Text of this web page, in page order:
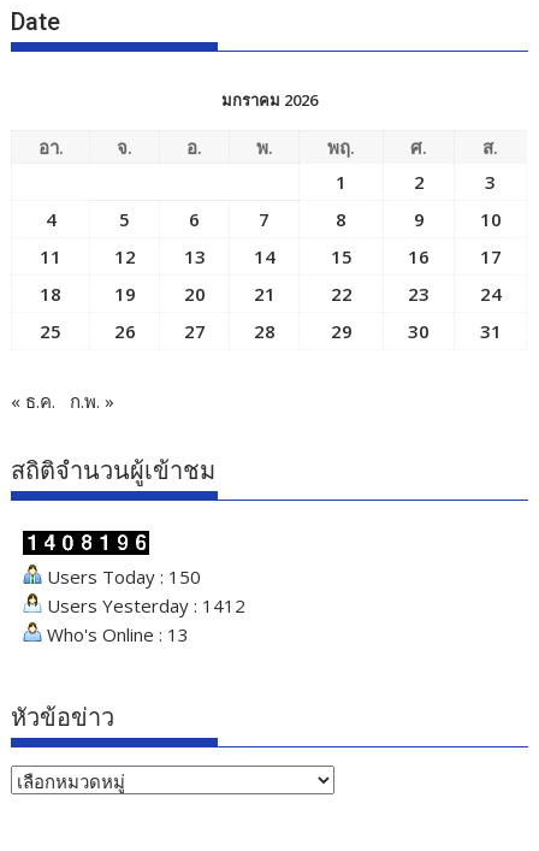
Date
มกราคม 2026
อา. จ. อ. พ. พฤ. ศ.
ส.
1
2
3
4
5 6 7 8 9
10
11
12 13 14 15 16
17
18
19 20 21 22 23
24
25
26 27 28 29 30 31
« ธ.ค. ก.พ. »
สถิติจำนวนผู้เข้าชม
Users Today : 150
Users Yesterday : 1412
Who's Online : 13
หัวข้อข่าว
หัวข้อ